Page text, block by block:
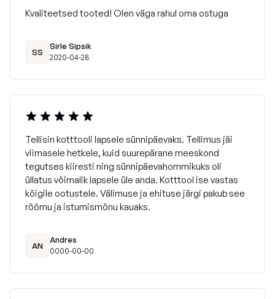
Kvaliteetsed tooted! Olen väga rahul oma ostuga
SS
Sirle Sipsik
2020-04-28
Tellisin kotttooli lapsele sünnipäevaks. Tellimus jäi
viimasele hetkele, kuid suurepärane meeskond
tegutses kiiresti ning sünnipäevahommikuks oli
üllatus võimalik lapsele üle anda. Kotttool ise vastas
kõigile ootustele. Välimuse ja ehituse järgi pakub see
rõõmu ja istumismõnu kauaks.
AN
Andres
0000-00-00